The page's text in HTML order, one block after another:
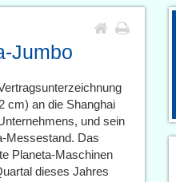
Jumbo
cm) an die Shanghai
und sein
Messestand. Das
Planeta-Maschinen
dieses Jahres